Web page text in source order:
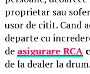
proprietar sau
usor de citit. Cand
departe cu
de asigurare RCA
de la dealer la drum.